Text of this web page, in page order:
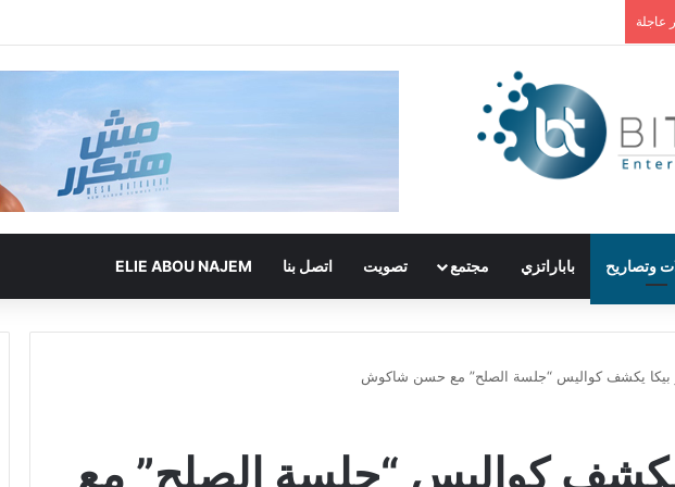
عاجلة
وتصاريح باباراتزي مجتمع تصويت اتصل بنا ELIE ABOU NAJEM
بيكا يكشف كواليس “جلسة الصلح” مع حسن شاكوش
يكشف كواليس “جلسة الصلح” مع